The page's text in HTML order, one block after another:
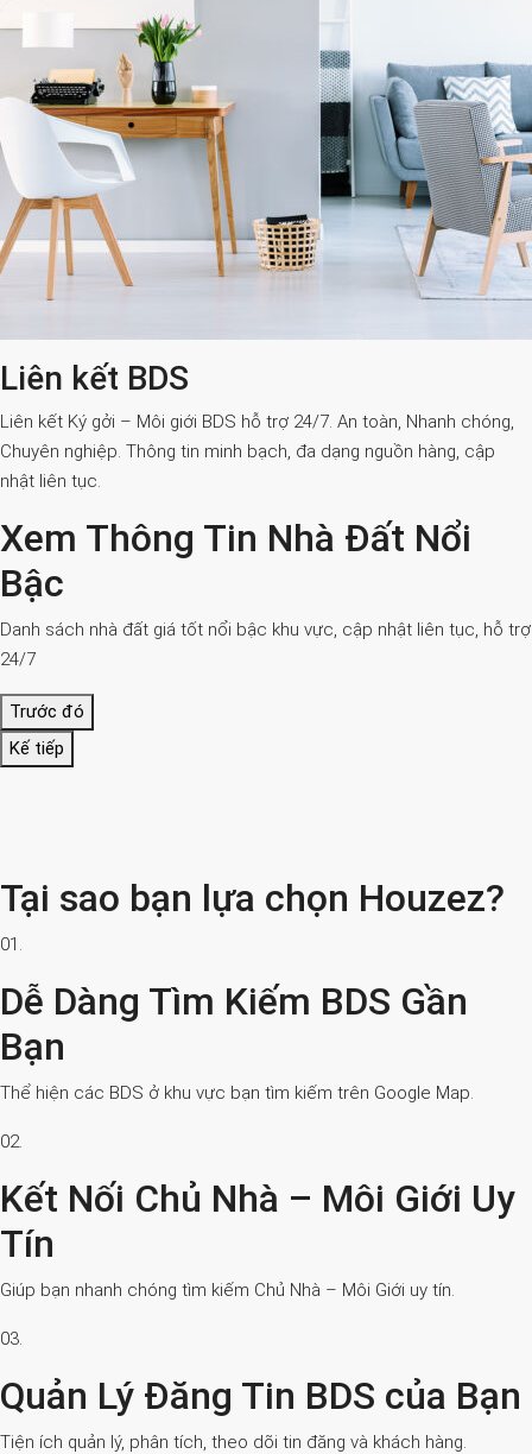
Liên kết BDS
Liên kết Ký gởi – Môi giới BDS hỗ trợ 24/7. An toàn, Nhanh chóng,
Chuyên nghiệp. Thông tin minh bạch, đa dạng nguồn hàng, cập
nhật liên tục.
Xem Thông Tin Nhà Đất Nổi
Bậc
Danh sách nhà đất giá tốt nổi bậc khu vực, cập nhật liên tục, hỗ trợ
24/7
Trước đó
Kế tiếp
Tại sao bạn lựa chọn Houzez?
01.
Dễ Dàng Tìm Kiếm BDS Gần
Bạn
Thể hiện các BDS ở khu vực bạn tìm kiếm trên Google Map.
02.
Kết Nối Chủ Nhà – Môi Giới Uy
Tín
Giúp bạn nhanh chóng tìm kiếm Chủ Nhà – Môi Giới uy tín.
03.
Quản Lý Đăng Tin BDS của Bạn
Tiện ích quản lý, phân tích, theo dõi tin đăng và khách hàng.